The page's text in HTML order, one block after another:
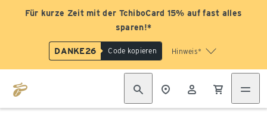
Für kurze Zeit mit der TchiboCard 15% auf fast alles
sparen!*
DANKE26 Code kopieren Hinweis*